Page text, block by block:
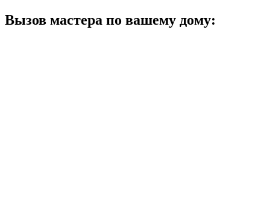
Вызов мастера по вашему дому: